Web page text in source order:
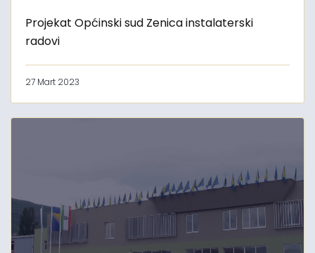
Projekat Općinski sud Zenica instalaterski
radovi
27 Mart 2023